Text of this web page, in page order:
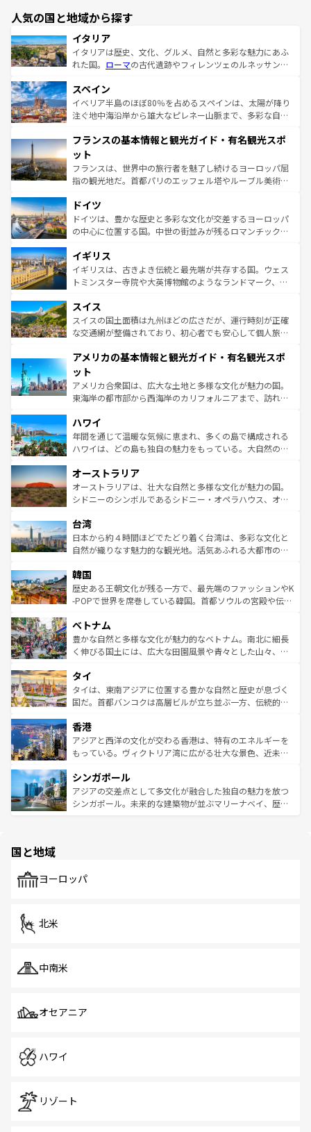
人気の国と地域から探す
イタリア
イタリアは歴史、文化、グルメ、自然と多彩な魅力にあふ
れた国。 ローマの古代遺跡やフィレンツェのルネッサンス
ろん、トスカーナの美しい田園風景やアマルフィ海岸の絶
景など、自然景観も見逃せない。観光の合間には、本場の
ピザやパスタなど、絶品のイタリア料理を堪能することも
ませてくれるイタリアで、忘れられない旅をしてみよう！
なお、新着のイタリア情報は
しい。
スペイン
イベリア半島のほぼ80％を占めるスペインは、太陽が降り
注ぐ地中海沿岸から雄大なピレネー山脈まで、多彩な自然
文化が根付くこの国では、情熱的なフラメンコ、熱気あふ
れる闘牛、そして美味しいタパスが生活の一部となってい
る。首都マドリードの洗練された雰囲気や、バルセロナの
アートに溢れた街角から、地方では古代ローマ遺跡や中世
せる。地方によって風土や気候が異なるスペインはその個
性で訪れる人を魅了する。 なお、新着のスペイン情報は コ
ンテンツ一覧を参照してほしい。
フランスの基本情報と観光ガイド・有名観光スポ
ット
フランスは、世界中の旅行者を魅了し続けるヨーロッパ屈
指の観光地だ。首都パリのエッフェル塔やルーブル美術館
で、幅広い魅力が詰まっている。華麗な宮殿、歴史的な大
聖堂、美しいビーチ、そして豊かな自然が、訪れる者を心
から魅了する。また、フランスは美食の国としても知ら
いる。シャンパンの発祥地であるランス、プロヴァンスの
香り高いラベンダー畑など、多彩な楽しみ方が可能だ。さ
らに、パリ以外の地域にも魅力が溢れており、どの街角に
れる地方に足を運ぶとそれぞれで全く異なる文化を体験で
きるだろう。 なお、新着のフランス情報はコンテンツ一覧
を参照してほしい。
ドイツ
ドイツは、豊かな歴史と多彩な文化が交差するヨーロッパ
の中心に位置する国。中世の街並みが残るロマンチック街
顔を持つこの国は、どこを歩いても飽きることがない。ベ
ルリンの文化的活気、バイエルン州のアルプスの絶景、そ
してライン川沿いのワイン畑といった風景は必見。ビール
は、お酒好きな人にはぜひ体験してほしい。 なお、新着の
ドイツ情報はコンテンツ一覧を参照してほしい。
イギリス
イギリスは、古きよき伝統と最先端が共存する国。ウェス
トミンスター寺院や大英博物館のようなランドマーク、歴
リアごとに異なる魅力がある。また、優雅なアフタヌーン
ティー、ビール好きにはたまらない英国パブ、サッカー観
戦など、本場だからこそできる体験も豊富。イギリスを旅
ンツ一覧を参照してほしい。
スイス
スイスの国土面積は九州ほどの広さだが、運行時刻が正確
な交通網が整備されており、初心者でも安心して個人旅行
の建物がそのまま残る町や、スイスならではのユニークな
博物館もあり、アルプス観光だけでなく町歩きも満喫する
ことができる。国民の所得が高いため物価も高いが、旅行
者向けの交通パス提供のサービスもあり、うまく活用すれ
着のスイス情報は
アメリカの基本情報と観光ガイド・有名観光スポ
ット
アメリカ合衆国は、広大な土地と多様な文化が魅力の国。
東海岸の都市部から西海岸のカリフォルニアまで、訪れる
のような巨大都市は、観光、ショッピング、エンターテイ
ンメントが詰まった刺激的なスポットだ。一方、アメリカ
西部には大自然が広がり、グランドキャニオンやイエロー
部のニューオーリンズでは、音楽と美食が融合した独特の
文化が魅力。旅行者はアメリカの各地域で異なる魅力を楽
しみながら、その多様性と豊かな歴史を感じることができ
ならではの贅沢な旅のスタイルだ。 なお、新着のアメリカ
情報はコンテンツ一覧を参照してほしい。
ハワイ
年間を通じて温暖な気候に恵まれ、多くの島で構成される
ハワイは、どの島も独自の魅力をもっている。大自然の神
ワイ島は見逃せない。また、定番の観光地といえばオアフ
島だが、静かな自然を求めるならマウイ島やカウアイ島が
おすすめ。エメラルドグリーンに輝く海をはじめ、豊かな
れるおもてなしの心で訪れる人々を迎えてくれるハワイの
人々、おいしいローカルフードやハワイアンミュージッ
ク、伝統的なフラダンスなど、すべてがハワイの魅力を彩
ワイを、存分に味わってほしい。 なお、新着のハワイ情報
はコンテンツ一覧を参照してほしい。
オーストラリア
オーストラリアは、壮大な自然と多様な文化が魅力の国。
シドニーのシンボルであるシドニー・オペラハウス、オー
リアリーフや大陸中央部にそびえるウルル（エアーズロッ
ク）、タスマニアの美しい原生林やケアンズの熱帯雨林な
ど、見どころがたくさん。また、カフェやワイン、オージ
いる。アクティビティも充実しており、サーフィンやダイ
ビング、ハイキングなど、アウトドア好きにはたまらな
い。オーストラリアの多彩な魅力を存分に味わいつくそ
参照してほしい。
台湾
日本から約４時間ほどでたどり着く台湾は、多彩な文化と
自然が織りなす魅力的な観光地。活気あふれる大都市の台
ン）、静ひつな山岳地帯である台湾東部など、都市の喧騒
と山間の静けさが共存しており、訪れる人に新しい発見と
驚きをもたらしてくれる。また、奥深い台湾の食文化も魅
容にもいいと評判のスイーツなど、バラエティ豊かな料理
が味わえる。 なお、新着の台湾情報は コンテンツ一覧を参
照してほしい。
韓国
歴史ある王朝文化が残る一方で、最先端のファッションやK
-POPで世界を席巻している韓国。首都ソウルの宮殿や伝統
き、地方に足を延ばせば四季折々の自然美を楽しむことが
できる。そして、キムチや焼肉、絶品のストリートフード
まで、さまざまな韓国料理が待っている。夜には、韓国な
リティに包まれながら、韓国の多彩な魅力を心ゆくまで味
わってみてほしい。 なお、新着の韓国情報はコンテンツ一
覧を参照してほしい。
ベトナム
豊かな自然と多様な文化が魅力的なベトナム。南北に細長
く伸びる国土には、広大な田園風景や青々とした山々、世
急速な発展と共に伝統が息づく。ハノイの古い町並みやホ
ーチミン市のフランス統治時代の建物も、独特の雰囲気を
醸し出している。また、バラエティの豊かさとおいしさで
とつ。フォーやバインミー、ベトナムコーヒーなどは、ぜ
ひ現地で味わいたい。どの地域を訪れてもあたたかい人々
が旅行者を迎えてくれるので、きっと忘れられない旅にな
参照してほしい。
タイ
タイは、東南アジアに位置する豊かな自然と歴史が息づく
国だ。首都バンコクは高層ビルが立ち並ぶ一方、伝統的な
の活気が交差している。北部ではチェンマイなどの山岳地
帯で自然と触れ合い、南部ではプーケットやクラビの美し
いビーチでリゾート気分を楽しむことができる。タイ料理
激する。気候は一年中温暖で、どの季節にも異なる楽しみ
が待っている。親しみやすいタイの人々、仏教を中心とし
た文化、そして多様な観光資源が、訪れる旅人を魅了し続
香港
アジアと西洋の文化が交わる香港は、特有のエネルギーを
もっている。ヴィクトリア湾に広がる壮大な景色、近未来
み、どこを訪れても感動するはず。観光スポットが密集し
ており、効率よく見どころを回れるのも魅力。息をのむよ
うな絶景から文化的な体験まで、香港を存分に楽しみ尽く
シンガポール
アジアの交差点として多文化が融合した独自の魅力を放つ
シンガポール。未来的な建築物が並ぶマリーナベイ、歴史
で、ホーカーズは地元の風情を楽しめる外せないスポット
国と地域
ヨーロッパ
北米
中南米
オセアニア
ハワイ
リゾート